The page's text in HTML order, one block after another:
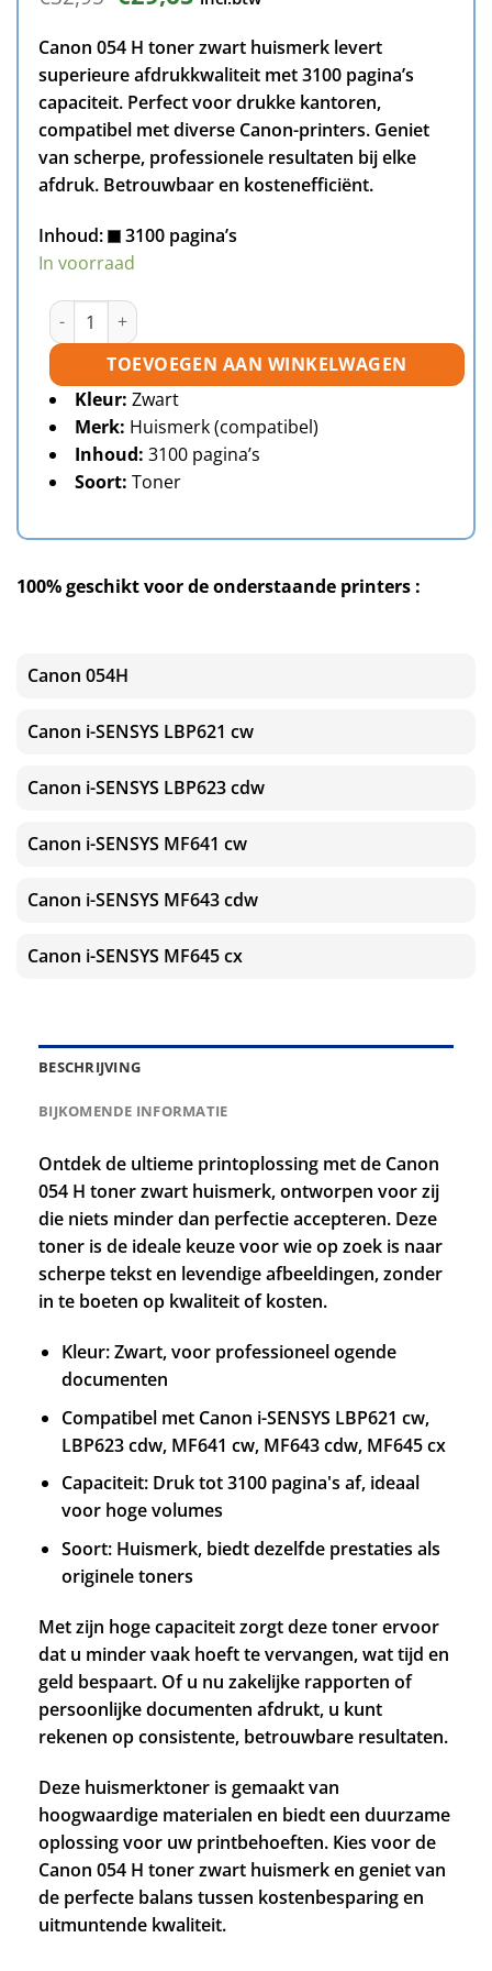
prijs
was:
€32,95.
prijs
€29,65.
Canon 054 H toner zwart huismerk levert
superieure afdrukkwaliteit met 3100 pagina’s
capaciteit. Perfect voor drukke kantoren,
compatibel met diverse Canon-printers. Geniet
van scherpe, professionele resultaten bij elke
afdruk. Betrouwbaar en kostenefficiënt.
Inhoud:
3100 pagina’s
In voorraad
Canon 054H toner zwart huismerk aantal
TOEVOEGEN AAN WINKELWAGEN
Kleur: Zwart
Merk: Huismerk (compatibel)
Inhoud: 3100 pagina’s
Soort: Toner
100% geschikt voor de onderstaande printers :
Canon 054H
Canon i-SENSYS LBP621 cw
Canon i-SENSYS LBP623 cdw
Canon i-SENSYS MF641 cw
Canon i-SENSYS MF643 cdw
Canon i-SENSYS MF645 cx
BESCHRIJVING
BIJKOMENDE INFORMATIE
Ontdek de ultieme printoplossing met de Canon
054 H toner zwart huismerk, ontworpen voor zij
die niets minder dan perfectie accepteren. Deze
toner is de ideale keuze voor wie op zoek is naar
scherpe tekst en levendige afbeeldingen, zonder
in te boeten op kwaliteit of kosten.
Kleur: Zwart, voor professioneel ogende
documenten
Compatibel met Canon i-SENSYS LBP621 cw,
LBP623 cdw, MF641 cw, MF643 cdw, MF645 cx
Capaciteit: Druk tot 3100 pagina's af, ideaal
voor hoge volumes
Soort: Huismerk, biedt dezelfde prestaties als
originele toners
Met zijn hoge capaciteit zorgt deze toner ervoor
dat u minder vaak hoeft te vervangen, wat tijd en
geld bespaart. Of u nu zakelijke rapporten of
persoonlijke documenten afdrukt, u kunt
rekenen op consistente, betrouwbare resultaten.
Deze huismerktoner is gemaakt van
hoogwaardige materialen en biedt een duurzame
oplossing voor uw printbehoeften. Kies voor de
Canon 054 H toner zwart huismerk en geniet van
de perfecte balans tussen kostenbesparing en
uitmuntende kwaliteit.